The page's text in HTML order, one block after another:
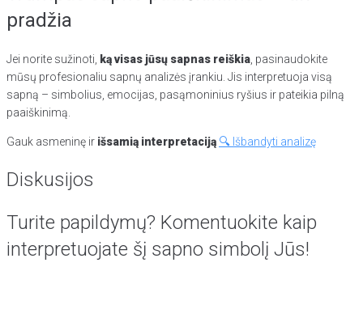
pradžia
Jei norite sužinoti, ką visas jūsų sapnas reiškia , pasinaudokite
mūsų profesionaliu sapnų analizės įrankiu. Jis interpretuoja visą
sapną – simbolius, emocijas, pasąmoninius ryšius ir pateikia pilną
paaiškinimą.
Gauk asmeninę ir išsamią interpretaciją 🔍 Išbandyti analizę
Diskusijos
Turite papildymų? Komentuokite kaip
interpretuojate šį sapno simbolį Jūs!